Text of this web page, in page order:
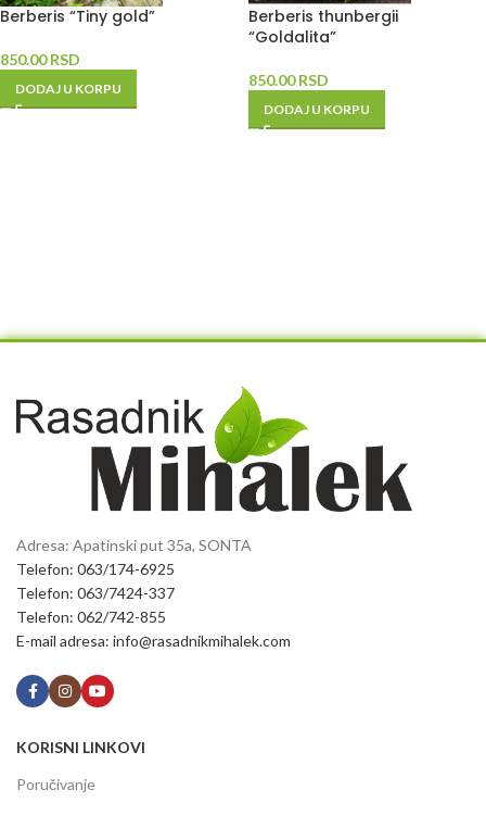
Berberis “Tiny gold”
850.00RSD
DODAJ U KORPU
Berberis thunbergii
“Goldalita”
850.00RSD
DODAJ U KORPU
Adresa: Apatinski put 35a, SONTA
Telefon: 063/174-6925
Telefon: 063/7424-337
Telefon: 062/742-855
E-mail adresa: info@rasadnikmihalek.com
KORISNI LINKOVI
Poručivanje